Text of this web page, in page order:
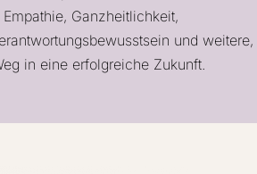
Ganzheitlichkeit,
und weitere,
in eine erfolgreiche Zukunft.